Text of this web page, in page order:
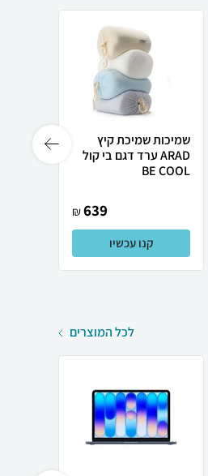
שמיכות שמיכת קיץ
ARAD ערד דגם בי קול
BE COOL
639
₪
קנו עכשיו
לכל המוצרים